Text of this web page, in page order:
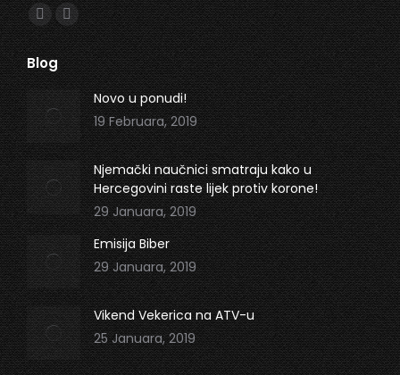
Find us on:
Facebook
page
opens
in
new
window
Instagram
page
opens
in
new
window
Blog
Novo u ponudi!
19 Februara, 2019
Njemački naučnici smatraju kako u
Hercegovini raste lijek protiv korone!
29 Januara, 2019
Emisija Biber
29 Januara, 2019
Vikend Vekerica na ATV-u
25 Januara, 2019